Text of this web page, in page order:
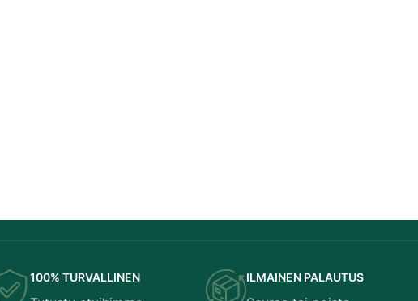
100% TURVALLINEN ILMAINEN PALAUTUS
Română
Eesti
Српски језик